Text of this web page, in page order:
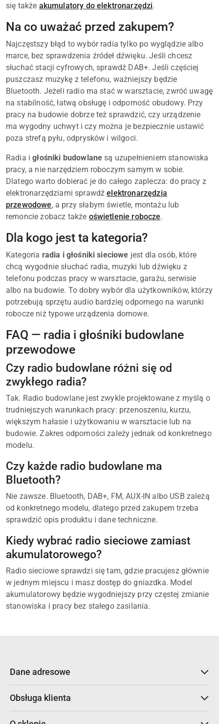
się także akumulatory do elektronarzędzi.
Na co uważać przed zakupem?
Najczęstszy błąd to wybór radia tylko po wyglądzie albo
marce, bez sprawdzenia źródeł dźwięku. Jeśli chcesz
słuchać stacji cyfrowych, sprawdź DAB+. Jeśli częściej
puszczasz muzykę z telefonu, ważniejszy będzie
Bluetooth. Jeżeli radio ma stać w warsztacie, zwróć uwagę
na stabilność, łatwą obsługę i odporność obudowy. Przy
pracy na budowie dobrze też sprawdzić, czy urządzenie
ma wygodny uchwyt i czy można je bezpiecznie ustawić
poza strefą pyłu, odprysków i wilgoci.
Radia igłośniki budowlane są uzupełnieniem stanowiska
pracy, a nie narzędziem roboczym samym w sobie.
Dlatego warto dobierać je do całego zaplecza: do pracy z
elektronarzędziami sprawdźelektronarzędzia
przewodowe, a przy słabym świetle, montażu lub
remoncie zobacz także oświetlenie robocze.
Dla kogo jest ta kategoria?
Kategoria radia i głośniki sieciowe jest dla osób, które
chcą wygodnie słuchać radia, muzyki lub dźwięku z
telefonu podczas pracy w warsztacie, garażu, serwisie
albo na budowie. To dobry wybór dla użytkowników, którzy
potrzebują sprzętu audio bardziej odpornego na warunki
robocze niż typowe urządzenia domowe.
FAQ — radia i głośniki budowlane
przewodowe
Czy radio budowlane różni się od
zwykłego radia?
Tak. Radio budowlane jest zwykle projektowane z myślą o
trudniejszych warunkach pracy: przenoszeniu, kurzu,
większym hałasie i użytkowaniu w warsztacie lub na
budowie. Zakres odporności zależy jednak od konkretnego
modelu.
Czy każde radio budowlane ma
Bluetooth?
Nie zawsze. Bluetooth, DAB+, FM, AUX-IN albo USB zależą
od konkretnego modelu, dlatego przed zakupem trzeba
sprawdzić opis produktu i dane techniczne.
Kiedy wybrać radio sieciowe zamiast
akumulatorowego?
Radio sieciowe sprawdzi się tam, gdzie pracujesz głównie
w jednym miejscu i masz dostęp do gniazdka. Model
akumulatorowy będzie wygodniejszy przy częstej zmianie
stanowiska i pracy bez stałego zasilania.
Dane adresowe
Obsługa klienta